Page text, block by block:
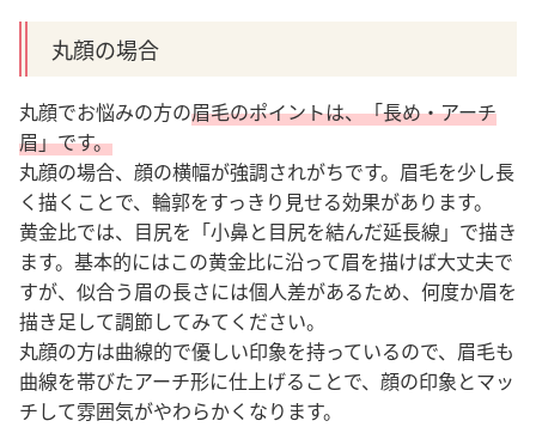
丸顔の場合
丸顔でお悩みの方の眉毛のポイントは、「長め・アーチ
眉」です。
丸顔の場合、顔の横幅が強調されがちです。眉毛を少し長
く描くことで、輪郭をすっきり見せる効果があります。
黄金比では、目尻を「小鼻と目尻を結んだ延長線」で描き
ます。基本的にはこの黄金比に沿って眉を描けば大丈夫で
すが、似合う眉の長さには個人差があるため、何度か眉を
描き足して調節してみてください。
丸顔の方は曲線的で優しい印象を持っているので、眉毛も
曲線を帯びたアーチ形に仕上げることで、顔の印象とマッ
チして雰囲気がやわらかくなります。